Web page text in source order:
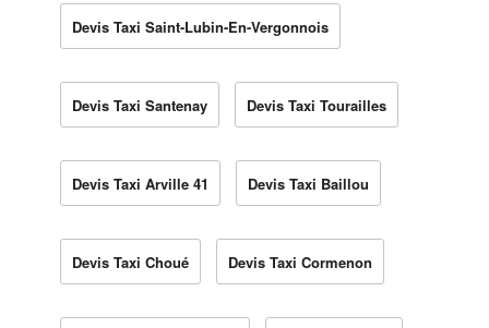
Devis Taxi Saint-Lubin-En-Vergonnois
Devis Taxi Santenay Devis Taxi Tourailles
Devis Taxi Arville 41 Devis Taxi Baillou
Devis Taxi Choué Devis Taxi Cormenon